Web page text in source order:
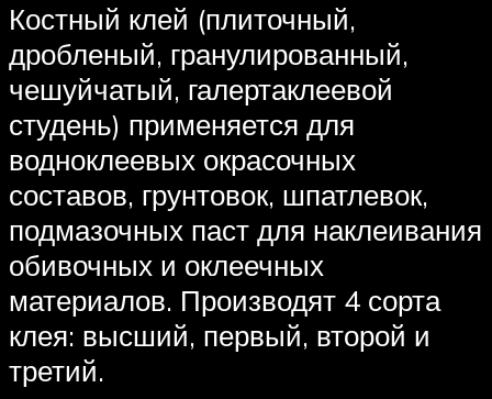
Костный клей (плиточный,
дробленый, гранулированный,
чешуйчатый, галертаклеевой
студень) применяется для
водноклеевых окрасочных
составов, грунтовок, шпатлевок,
подмазочных паст для наклеивания
обивочных и оклеечных
материалов. Производят 4 сорта
клея: высший, первый, второй и
третий.